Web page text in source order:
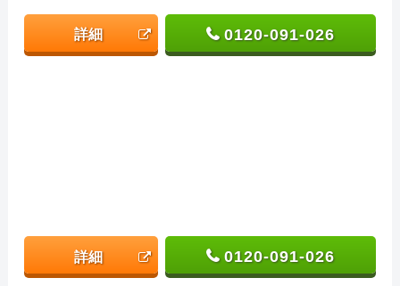
詳細 0120-091-026
詳細 0120-091-026